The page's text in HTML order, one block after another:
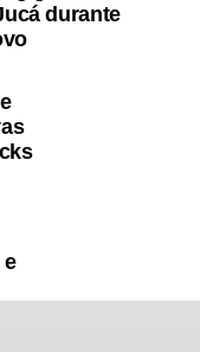
durante